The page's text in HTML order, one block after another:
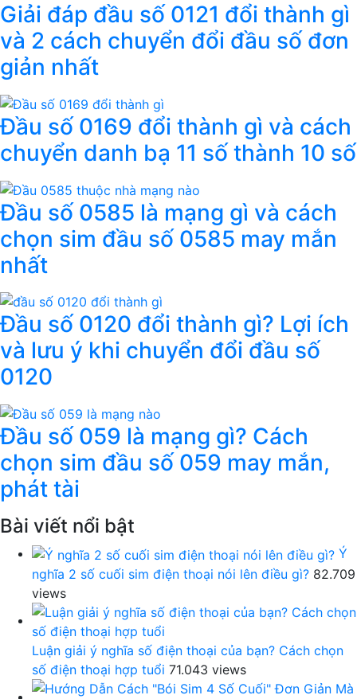
Giải đáp đầu số 0121 đổi thành gì
và 2 cách chuyển đổi đầu số đơn
giản nhất
Đầu số 0169 đổi thành gì và cách
chuyển danh bạ 11 số thành 10 số
Đầu số 0585 là mạng gì và cách
chọn sim đầu số 0585 may mắn
nhất
Đầu số 0120 đổi thành gì? Lợi ích
và lưu ý khi chuyển đổi đầu số
0120
Đầu số 059 là mạng gì? Cách
chọn sim đầu số 059 may mắn,
phát tài
Bài viết nổi bật
Ý
nghĩa 2 số cuối sim điện thoại nói lên điều gì? 82.709
views
Luận giải ý nghĩa số điện thoại của bạn? Cách chọn
số điện thoại hợp tuổi 71.043 views